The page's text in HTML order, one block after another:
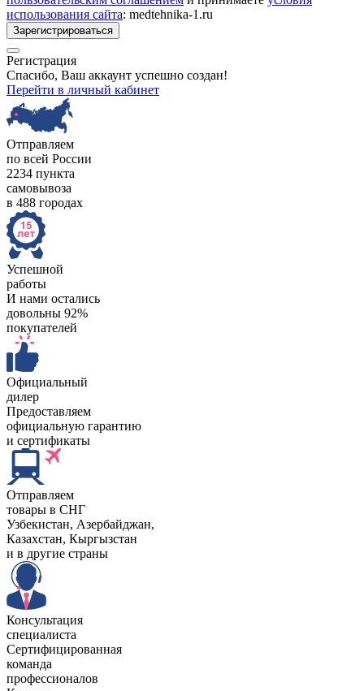
использования сайта: medtehnika-1.ru
Зарегистрироваться
Регистрация
Спасибо, Ваш аккаунт успешно создан!
Перейти в личный кабинет
Отправляем
по всей России
2234 пункта
самовывоза
в 488 городах
Успешной
работы
И нами остались
довольны 92%
покупателей
Официальный
дилер
Предоставляем
официальную гарантию
и сертификаты
Отправляем
товары в СНГ
Узбекистан, Aзербайджан,
Казахстан, Кыргызстан
и в другие страны
Консультация
специалиста
Сертифицированная
команда
профессионалов